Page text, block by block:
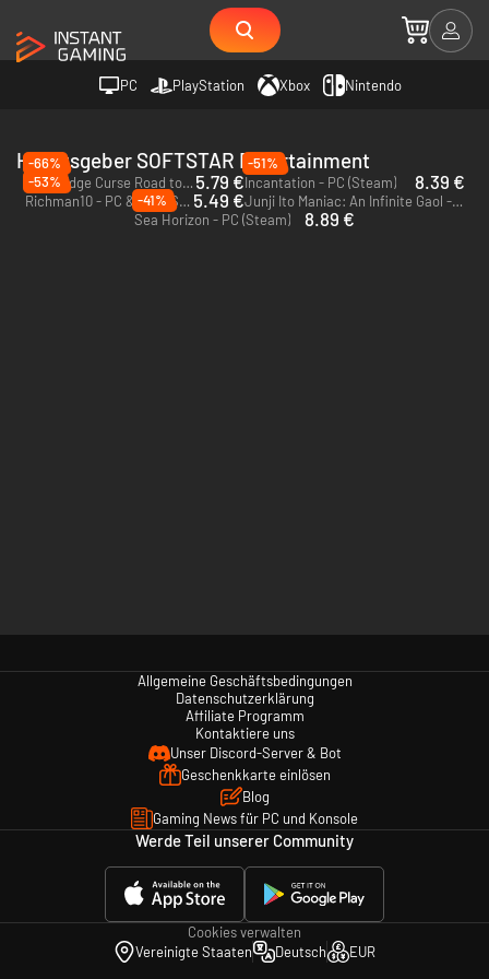
PC PlayStation Xbox Nintendo
Herausgeber SOFTSTAR Entertainment
-66%
The Bridge Curse Road to Salvation - PC (Steam) 5.79 €
-51%
Incantation - PC (Steam)
8.39 €
-53%
Richman10 - PC & Mac (Steam) 5.49 € Junji Ito Maniac: An Infinite Gaol - PC (Steam)
-41%
Sea Horizon - PC (Steam)
8.89 €
Allgemeine Geschäftsbedingungen
Datenschutzerklärung
Affiliate Programm
Kontaktiere uns
Unser Discord-Server & Bot
Geschenkkarte einlösen
Blog
Gaming News für PC und Konsole
Werde Teil unserer Community
Cookies verwalten
Vereinigte Staaten
Deutsch EUR